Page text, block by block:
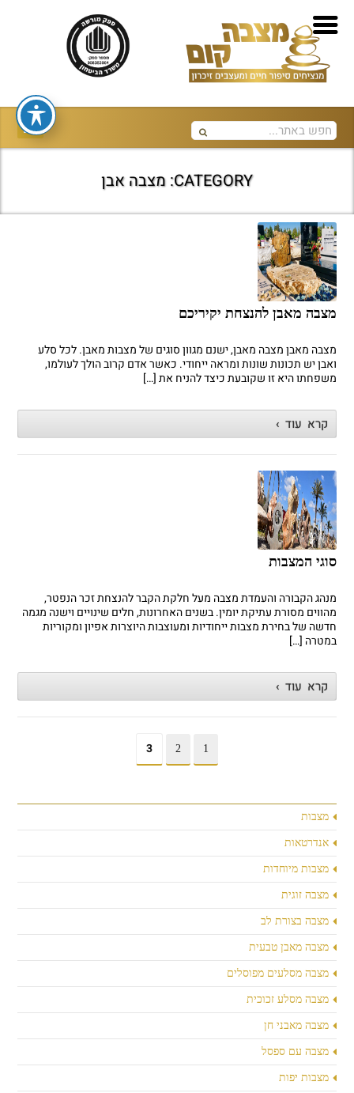
CATEGORY: מצבה אבן
מצבות
אנדרטאות
מצבות מיוחדות
מצבה זוגית
מצבה בצורת לב
מצבה מאבן טבעית
מצבה מסלעים מפוסלים
מצבה מסלע זכוכית
מצבה מאבני חן
מצבה עם ספסל
מצבות יפות
מצבה מאבן להנצחת יקיריכם
מצבה מאבן מצבה מאבן, ישנם מגוון סוגים של מצבות מאבן. לכל סלע
ואבן יש תכונות שונות ומראה ייחודי. כאשר אדם קרוב הולך לעולמו,
משפחתו היא זו שקובעת כיצד להניח את […]
קרא עוד ›
סוגי המצבות
מנהג הקבורה והעמדת מצבה מעל חלקת הקבר להנצחת זכר הנפטר,
מהווים מסורת עתיקת יומין. בשנים האחרונות, חלים שינויים וישנה מגמה
חדשה של בחירת מצבות ייחודיות ומעוצבות היוצרות אפיון ומקוריות
במטרה […]
קרא עוד ›
1
2
3